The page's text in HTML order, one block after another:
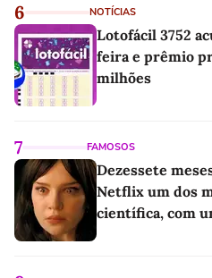
6 NOTÍCIAS
Lotofácil 3752
feira e prêmio
milhões
7 FAMOSOS
Dezessete
Netflix um dos
científica, com